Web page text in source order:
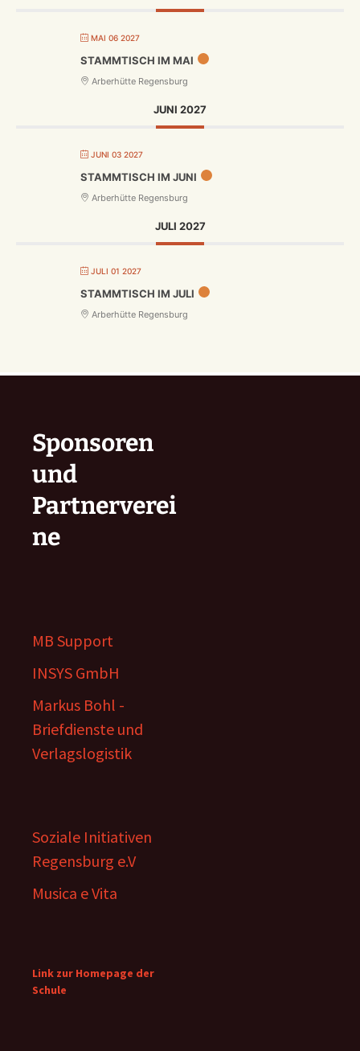
MAI 06 2027
STAMMTISCH IM MAI
Arberhütte Regensburg
JUNI 2027
JUNI 03 2027
STAMMTISCH IM JUNI
Arberhütte Regensburg
JULI 2027
JULI 01 2027
STAMMTISCH IM JULI
Arberhütte Regensburg
Sponsoren
und
Partnerverei
ne
MB Support
INSYS GmbH
Markus Bohl -
Briefdienste und
Verlagslogistik
Soziale Initiativen
Regensburg e.V
Musica e Vita
Link zur Homepage der
Schule